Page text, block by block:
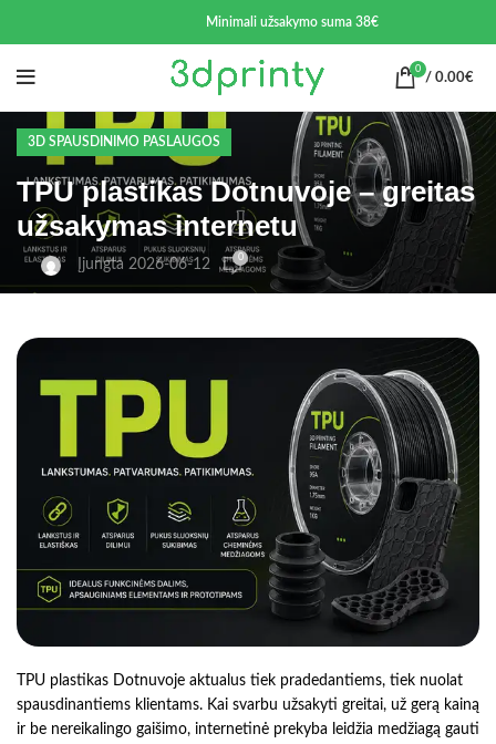
Minimali užsakymo suma 38€
0
/ 0.00€
3D SPAUSDINIMO PASLAUGOS
TPU plastikas Dotnuvoje – greitas
užsakymas internetu
Įjungta 2026-06-12 0
TPU plastikas Dotnuvoje aktualus tiek pradedantiems, tiek nuolat
spausdinantiems klientams. Kai svarbu užsakyti greitai, už gerą kainą
ir be nereikalingo gaišimo, internetinė prekyba leidžia medžiagą gauti